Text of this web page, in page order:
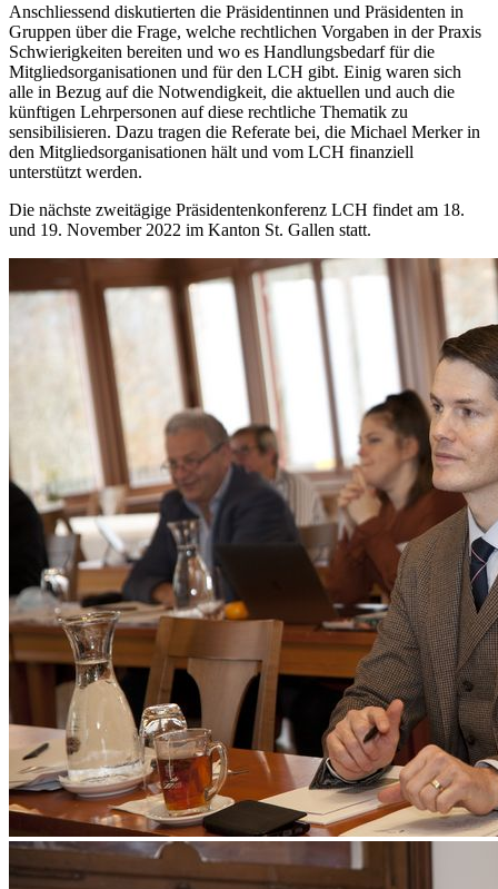
Anschliessend diskutierten die Präsidentinnen und Präsidenten in
Gruppen über die Frage, welche rechtlichen Vorgaben in der Praxis
Schwierigkeiten bereiten und wo es Handlungsbedarf für die
Mitgliedsorganisationen und für den LCH gibt. Einig waren sich
alle in Bezug auf die Notwendigkeit, die aktuellen und auch die
künftigen Lehrpersonen auf diese rechtliche Thematik zu
sensibilisieren. Dazu tragen die Referate bei, die Michael Merker in
den Mitgliedsorganisationen hält und vom LCH finanziell
unterstützt werden.
Die nächste zweitägige Präsidentenkonferenz LCH findet am 18.
und 19. November 2022 im Kanton St. Gallen statt.